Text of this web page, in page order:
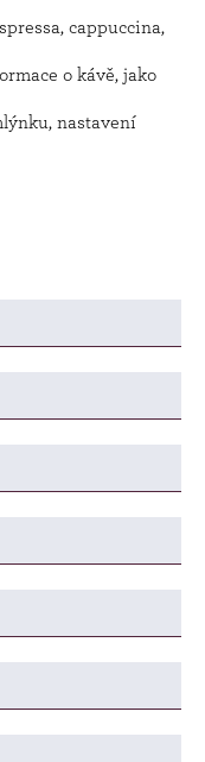
cappuccina,
o kávě, jako
nastavení